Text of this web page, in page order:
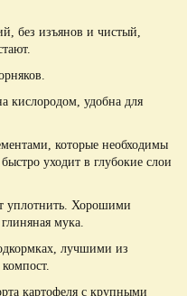
без изъянов и чистый,
кислородом, удобна для
которые необходимы
уходит в глубокие слои
уплотнить. Хорошими
мука.
лучшими из
картофеля с крупными